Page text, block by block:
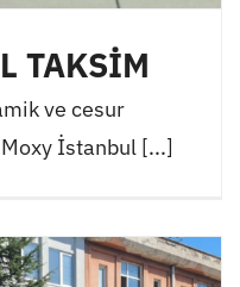
TAKSİM
ve cesur
İstanbul [...]